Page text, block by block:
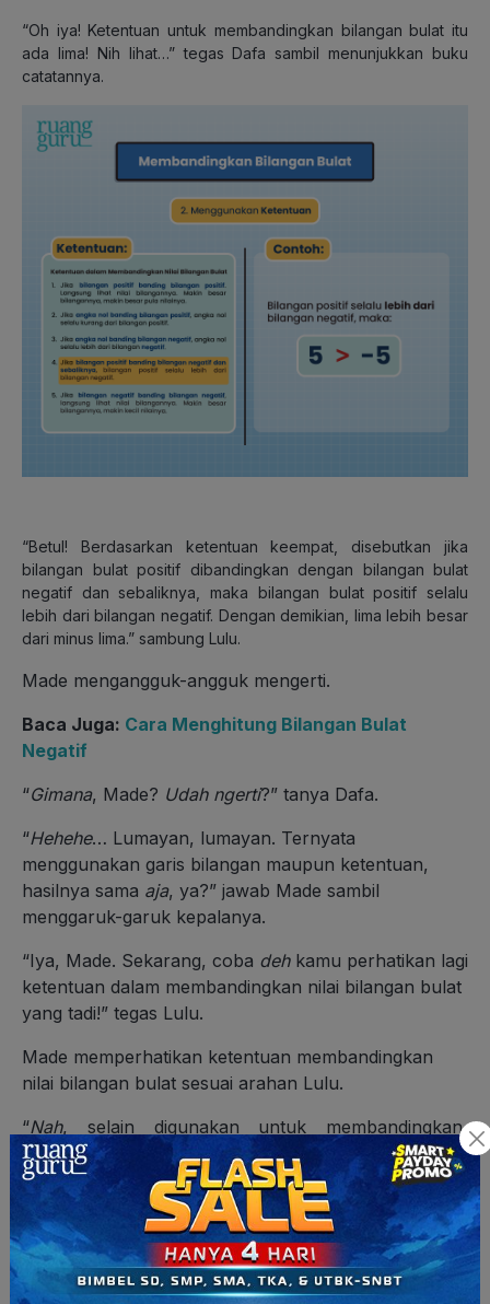
“Oh iya! Ketentuan untuk membandingkan bilangan bulat itu
ada lima! Nih lihat…” tegas Dafa sambil menunjukkan buku
catatannya.
“Betul! Berdasarkan ketentuan keempat, disebutkan jika
bilangan bulat positif dibandingkan dengan bilangan bulat
negatif dan sebaliknya, maka bilangan bulat positif selalu
lebih dari bilangan negatif. Dengan demikian, lima lebih besar
dari minus lima.” sambung Lulu.
Made mengangguk-angguk mengerti.
Baca Juga: Cara Menghitung Bilangan Bulat
Negatif
“Gimana, Made? Udah ngerti?” tanya Dafa.
“Hehehe… Lumayan, lumayan. Ternyata
menggunakan garis bilangan maupun ketentuan,
hasilnya sama aja, ya?” jawab Made sambil
menggaruk-garuk kepalanya.
“Iya, Made. Sekarang, coba dehkamu perhatikan lagi
ketentuan dalam membandingkan nilai bilangan bulat
yang tadi!” tegas Lulu.
Made memperhatikan ketentuan membandingkan
nilai bilangan bulat sesuai arahan Lulu.
“Nah, selain digunakan untuk membandingkan,
ketentuan tadi
juga bisa kita gunakan untuk mengurutkan
bilangan bulat
loh.Contohnya seperti ini!”